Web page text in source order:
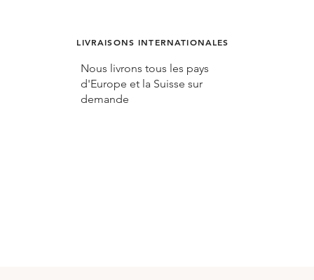
LIVRAISONS INTERNATIONALES
Nous livrons tous les pays
d'Europe et la Suisse sur
demande